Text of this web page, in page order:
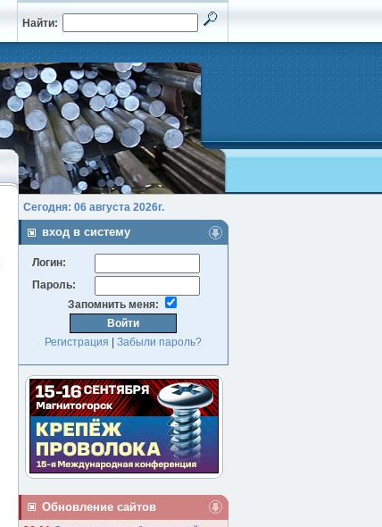
Найти:
Сегодня: 06 августа 2026г.
вход в систему
Логин:
Пароль:
Запомнить меня:
Регистрация Забыли пароль?
Обновление сайтов